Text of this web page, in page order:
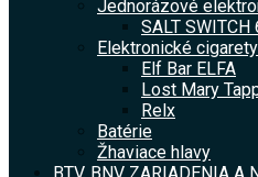
Jednorázové
SALT SWITCH
Elektronické
Elf Bar ELFA
Lost Mary
Relx
Batérie
Žhaviace hlavy